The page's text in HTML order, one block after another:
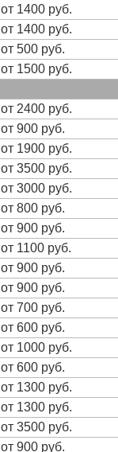
от 1400 руб.
от 1400 руб.
от 500 руб.
от 1500 руб.
от 2400 руб.
от 900 руб.
от 1900 руб.
от 3500 руб.
от 3000 руб.
от 800 руб.
от 900 руб.
от 1100 руб.
от 900 руб.
от 900 руб.
от 700 руб.
от 600 руб.
от 1000 руб.
от 600 руб.
от 1300 руб.
от 1300 руб.
от 3500 руб.
от 900 руб.